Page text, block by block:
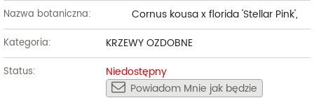
Nazwa botaniczna: Cornus kousa x florida 'Stellar Pink',
Kategoria: KRZEWY OZDOBNE
Status:
Niedostępny
Powiadom Mnie jak będzie